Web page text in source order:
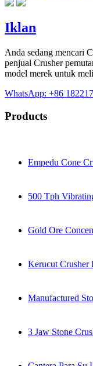
Iklan
Anda sedang mencari
penjual Crusher
model merek untuk
WhatsApp: +86
Products
Empedu Cone
500 Tph
Gold Ore
Kerucut Crusher
Manufactured
3 Jaw Stone